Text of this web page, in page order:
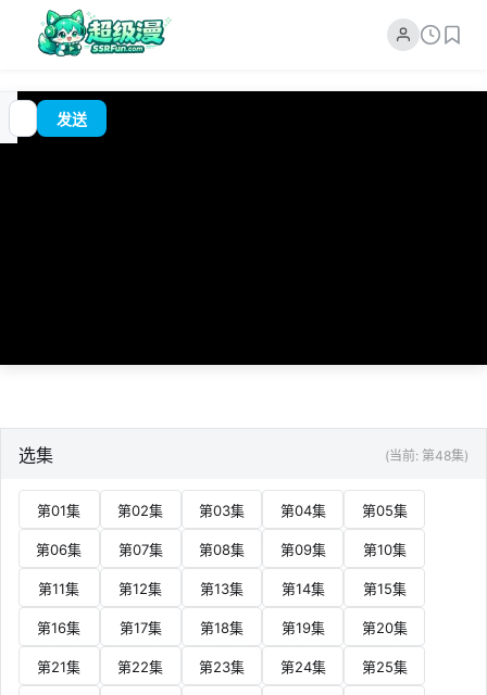
追
番
?发送
选集 (当前: 第48集)
第01集 第02集 第03集 第04集 第05集
第06集 第07集 第08集 第09集 第10集
第11集 第12集 第13集 第14集 第15集
第16集 第17集 第18集 第19集 第20集
第21集 第22集 第23集 第24集 第25集